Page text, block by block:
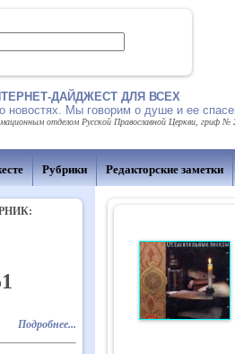
ДАЙДЖЕСТ ДЛЯ ВСЕХ
новостях. Мы говорим о душе и ее
отделом Русской Православной Церкви, гриф №
Рубрики Редакторские заметки
Подробнее...